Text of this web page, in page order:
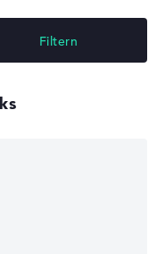
Filtern